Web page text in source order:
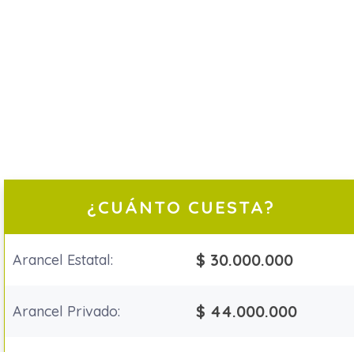
¿CUÁNTO CUESTA?
Arancel Estatal: $ 30.000.000
Arancel Privado: $ 44.000.000